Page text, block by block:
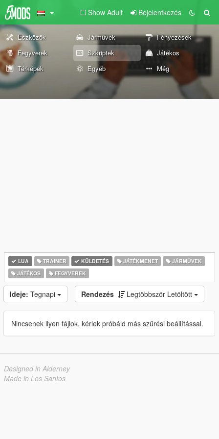
Show Adult Bejelentkezés
Eszközök Járművek
Fényezések
Fegyverek
Szkriptek
Játékos
Térképek
Egyéb Még
LUA TRAINER KÜLDETÉS JÁTÉKMENET
JÁRMŰVEK
JÁTÉKOS
FEGYVEREK
Ideje: Tegnapi Rendezés Legtöbbször Letöltött
Nincsenek ilyen fájlok, kérlek próbáld más szűrési beállítással.
Designed in Alderney
Made in Los Santos